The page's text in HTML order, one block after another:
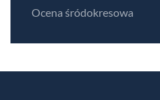
Ocena śródokresowa